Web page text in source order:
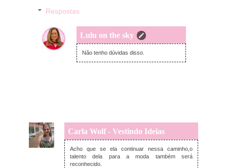
Respostas
Lulu on the sky
segunda-feira, fevereiro 18, 2013
Não tenho dúvidas disso.
Carla Wolf - Vestindo Ideias
segunda-feira, fevereiro 18, 2013
Acho que se ela continuar nessa caminho,o
talento dela para a moda também será
reconhecido.